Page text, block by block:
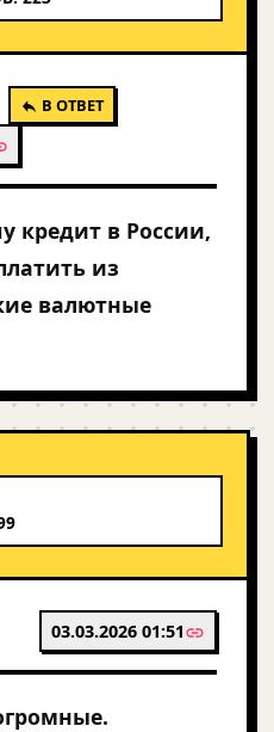
В ОТВЕТ
кредит в России,
из
валютные
03.03.2026 01:51